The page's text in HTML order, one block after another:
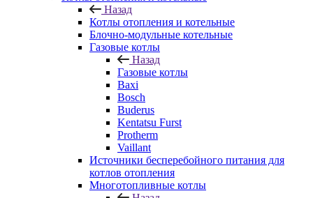
Назад
Котлы отопления и котельные
Блочно-модульные котельные
Газовые котлы
Назад
Газовые котлы
Baxi
Bosch
Buderus
Kentatsu Furst
Protherm
Vaillant
Источники бесперебойного питания для
котлов отопления
Многотопливные котлы